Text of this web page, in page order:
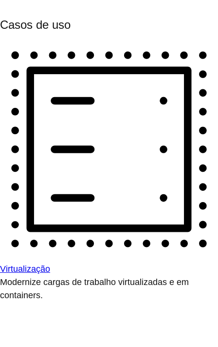
Casos de uso
Virtualização
Modernize cargas de trabalho virtualizadas e em
containers.